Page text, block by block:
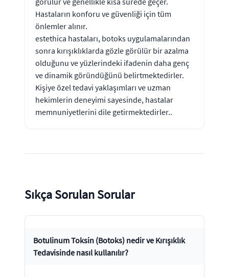
Hastaların konforu ve güvenliği için tüm
önlemler alınır.
estethica hastaları, botoks uygulamalarından
sonra kırışıklıklarda gözle görülür bir azalma
olduğunu ve yüzlerindeki ifadenin daha genç
ve dinamik göründüğünü belirtmektedirler.
Kişiye özel tedavi yaklaşımları ve uzman
hekimlerin deneyimi sayesinde, hastalar
memnuniyetlerini dile getirmektedirler..
Sıkça Sorulan Sorular
Botulinum Toksin (Botoks) nedir ve Kırışıklık
Tedavisinde nasıl kullanılır?